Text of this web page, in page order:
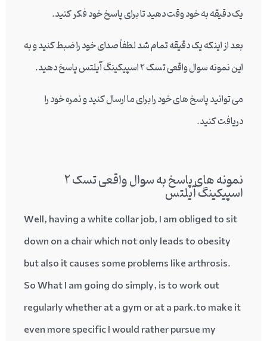
یک دقیقه به خود وقت دهید تا برای پاسخ خود فکر کنید.
بعد از اینکه یک دقیقه تمام شد لطفاً صدای خود را ضبط کنید و به
این نمونه سوال واقعی تسک 2 اسپیکینگ آیلتس پاسخ دهید.
می توانید پاسخ های خود را برای ما ارسال کنید و نمره خود را
دریافت کنید.
نمونه های پاسخ به سوال واقعی تسک 2
اسپیکینگ آیلتس
Well, having a white collar job, I am obliged to sit
down on a chair which not only leads to obesity
but also it causes some problems like arthrosis.
So What I am going do simply, is to work out
regularly whether at a gym or at a park.to make it
even more specific I would rather pursue my